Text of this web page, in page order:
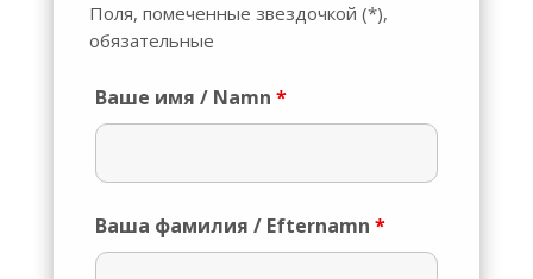
Поля, помеченные звездочкой (*),
обязательные
Ваше имя / Namn *
Ваша фамилия / Efternamn *